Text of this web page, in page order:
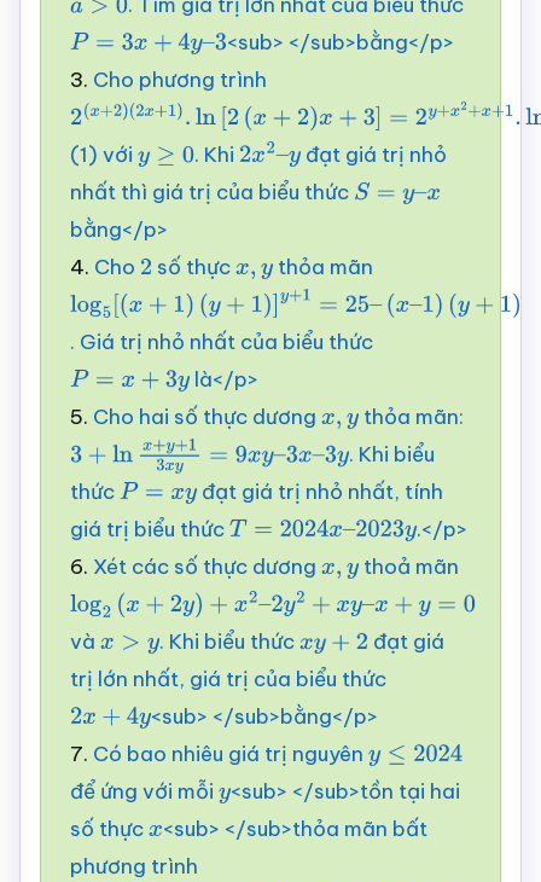
loga
a >0
P=3x+4 y– 3
<sub> </sub>bằng</p>
3. Cho phương trình
2(x +2)
(2x+1) .ln [2 (x +2) x+3]=2y+x 2+x+1 lnx2
(1) với y ≥0 . Khi 2x2–
y
đạt giá trị nhỏ
nhất thì giá trị của biểu thức S=y–x
bằng</p>
4. Cho 2 số thựcx,y thỏa mãn
log5[(x +1)
( y+1)]y +1=25–
(x –1 )( y+1)
. Giá trị nhỏ nhất của biểu thức
P=x+ 3 y
là</p>
5. Cho hai số thực dương x,y thỏa mãn:
3 +ln x+ y+13xy =9 xy–3x–3y . Khi biểu
thứcP=xy
đạt giá trị nhỏ nhất, tính
giá trị biểu thức T =2024x–2023y .</p>
6. Xét các số thực dương x,y thoả mãn
log2 (x+2y)+x 2–
2y 2+ xy –x+y=0
và x> y . Khi biểu thứcxy+2
đạt giá
trị lớn nhất, giá trị của biểu thức
2x +4 y
<sub> </sub>bằng</p>
7. Có bao nhiêu giá trị nguyên y ≤2024
để ứng với mỗi y<sub> </sub>tồn tại hai
số thựcx<sub> </sub>thỏa mãn bất
phương trình